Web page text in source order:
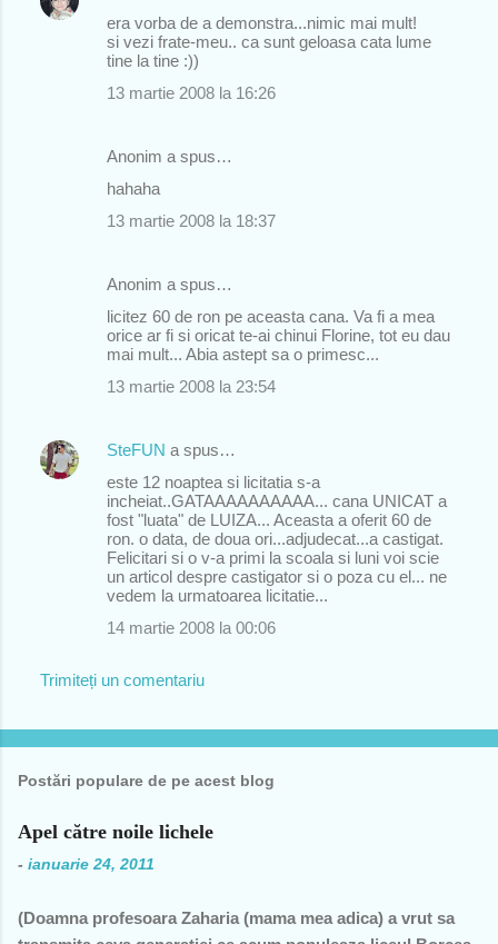
era vorba de a demonstra...nimic mai mult!
si vezi frate-meu.. ca sunt geloasa cata lume
tine la tine :))
13 martie 2008 la 16:26
Anonim a spus…
hahaha
13 martie 2008 la 18:37
Anonim a spus…
licitez 60 de ron pe aceasta cana. Va fi a mea
orice ar fi si oricat te-ai chinui Florine, tot eu dau
mai mult... Abia astept sa o primesc...
13 martie 2008 la 23:54
SteFUN a spus…
este 12 noaptea si licitatia s-a
incheiat..GATAAAAAAAAAA... cana UNICAT a
fost "luata" de LUIZA... Aceasta a oferit 60 de
ron. o data, de doua ori...adjudecat...a castigat.
Felicitari si o v-a primi la scoala si luni voi scie
un articol despre castigator si o poza cu el... ne
vedem la urmatoarea licitatie...
14 martie 2008 la 00:06
Trimiteți un comentariu
Postări populare de pe acest blog
Apel către noile lichele
- ianuarie 24, 2011
(Doamna profesoara Zaharia (mama mea adica) a vrut sa